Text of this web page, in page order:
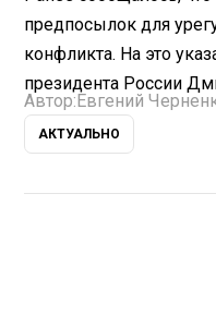
предпосылок для
конфликта. На это
президента России
Автор: Евгений
АКТУАЛЬНО